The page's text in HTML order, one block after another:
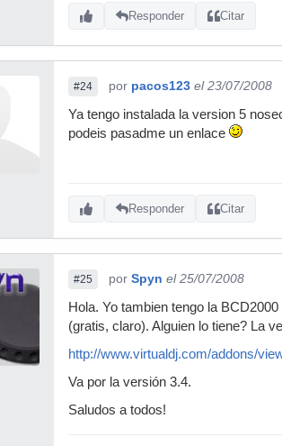
Responder Citar
#24 por pacos123 el 23/07/2008
Ya tengo instalada la version 5
podeis pasadme un enlace
Responder Citar
#25 por Spyn el 25/07/2008
Hola. Yo tambien tengo la
(gratis, claro). Alguien lo tiene? La
http://www.virtualdj.com/addons/
Va por la versión 3.4.
Saludos a todos!